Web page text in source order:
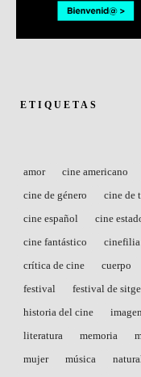
ETIQUETAS
amor cine americano
cine de género
cine de
cine español
cine
cine fantástico
cinefilia
crítica de cine
cuerpo
festival
festival de
historia del cine
imagen
literatura
memoria
mujer
música